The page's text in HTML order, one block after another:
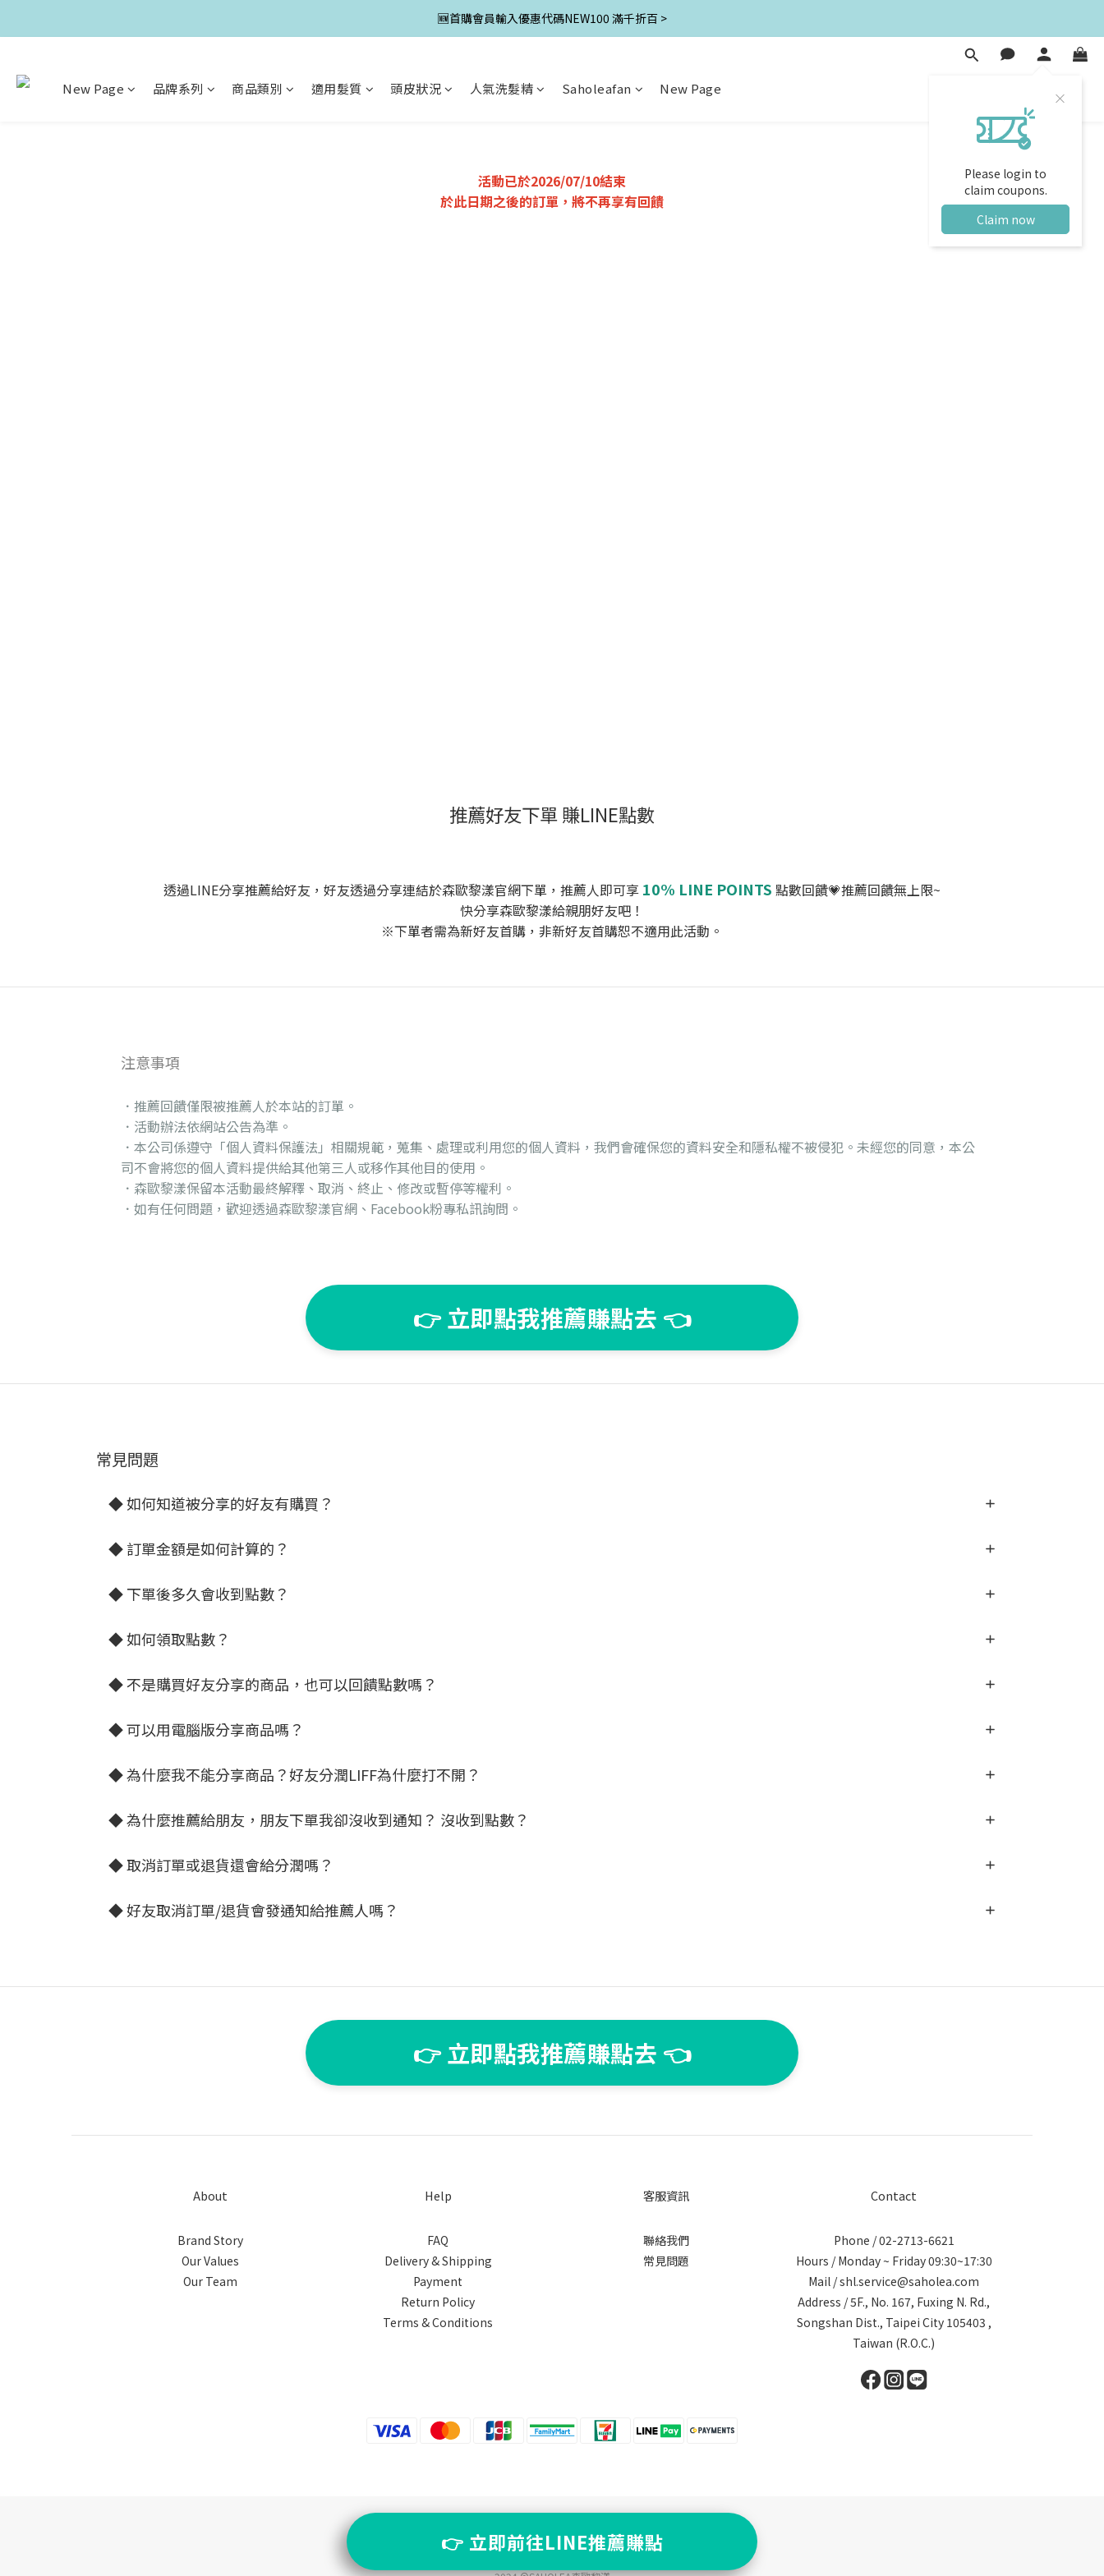
🆕首購會員輸入優惠代碼NEW100 滿千折百 >
Please login to
claim coupons.
Claim now
New Page 品牌系列 商品類別 適用髮質 頭皮狀況 人氣洗髮精 Saholeafan New Page
活動已於2026/07/10結束
於此日期之後的訂單，將不再享有回饋
推薦好友下單 賺LINE點數
透過LINE分享推薦給好友，好友透過分享連結於森歐黎漾官網下單，推薦人即可享 10% LINE POINTS 點數回饋💗推薦回饋無上限~
快分享森歐黎漾給親朋好友吧！
※下單者需為新好友首購，非新好友首購恕不適用此活動。
注意事項
．推薦回饋僅限被推薦人於本站的訂單。
．活動辦法依網站公告為準。
．本公司係遵守「個人資料保護法」相關規範，蒐集、處理或利用您的個人資料，我們會確保您的資料安全和隱私權不被侵犯。未經您的同意，本公
司不會將您的個人資料提供給其他第三人或移作其他目的使用。
．森歐黎漾保留本活動最終解釋、取消、終止、修改或暫停等權利。
．如有任何問題，歡迎透過森歐黎漾官網、Facebook粉專私訊詢問。
👉 立即點我推薦賺點去 👈
常見問題
◆ 如何知道被分享的好友有購買？
◆ 訂單金額是如何計算的？
◆ 下單後多久會收到點數？
◆ 如何領取點數？
◆ 不是購買好友分享的商品，也可以回饋點數嗎？
◆ 可以用電腦版分享商品嗎？
◆ 為什麼我不能分享商品？好友分潤LIFF為什麼打不開？
◆ 為什麼推薦給朋友，朋友下單我卻沒收到通知？ 沒收到點數？
◆ 取消訂單或退貨還會給分潤嗎？
◆ 好友取消訂單/退貨會發通知給推薦人嗎？
👉 立即點我推薦賺點去 👈
👉 立即前往LINE推薦賺點
About
Brand Story
Our Values
Our Team
Help
FAQ
Delivery & Shipping
Payment
Return Policy
Terms & Conditions
客服資訊
聯絡我們
常見問題
Contact
Phone / 02-2713-6621
Hours / Monday ~ Friday 09:30~17:30
Mail / shl.service@saholea.com
Address / 5F., No. 167, Fuxing N. Rd.,
Songshan Dist., Taipei City 105403 ,
Taiwan (R.O.C.)